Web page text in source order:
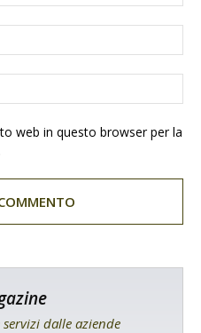
web in questo browser per la
dalle aziende